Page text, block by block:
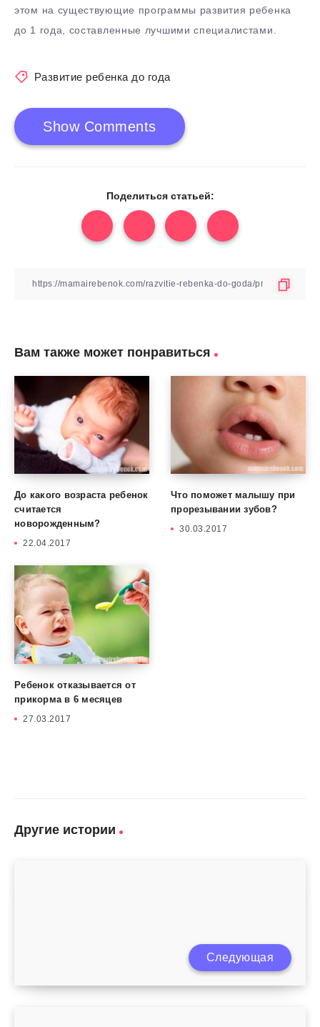
этом на существующие программы развития ребенка
до 1 года, составленные лучшими специалистами.
Развитие ребенка до года
Show Comments
Поделиться статьей:
Вам также может понравиться
До какого возраста ребенок
считается
новорожденным?
22.04.2017
Что поможет малышу при
прорезывании зубов?
30.03.2017
Ребенок отказывается от
прикорма в 6 месяцев
27.03.2017
Другие истории
Центры развития для детей от 1 года
Следующая